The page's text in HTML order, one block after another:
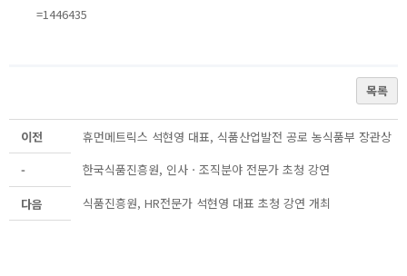
=1446435
목록
이전
휴먼메트릭스 석현영 대표, 식품산업발전 공로 농식품부 장관상
-
한국식품진흥원, 인사ㆍ조직분야 전문가 초청 강연
다음
식품진흥원, HR전문가 석현영 대표 초청 강연 개최